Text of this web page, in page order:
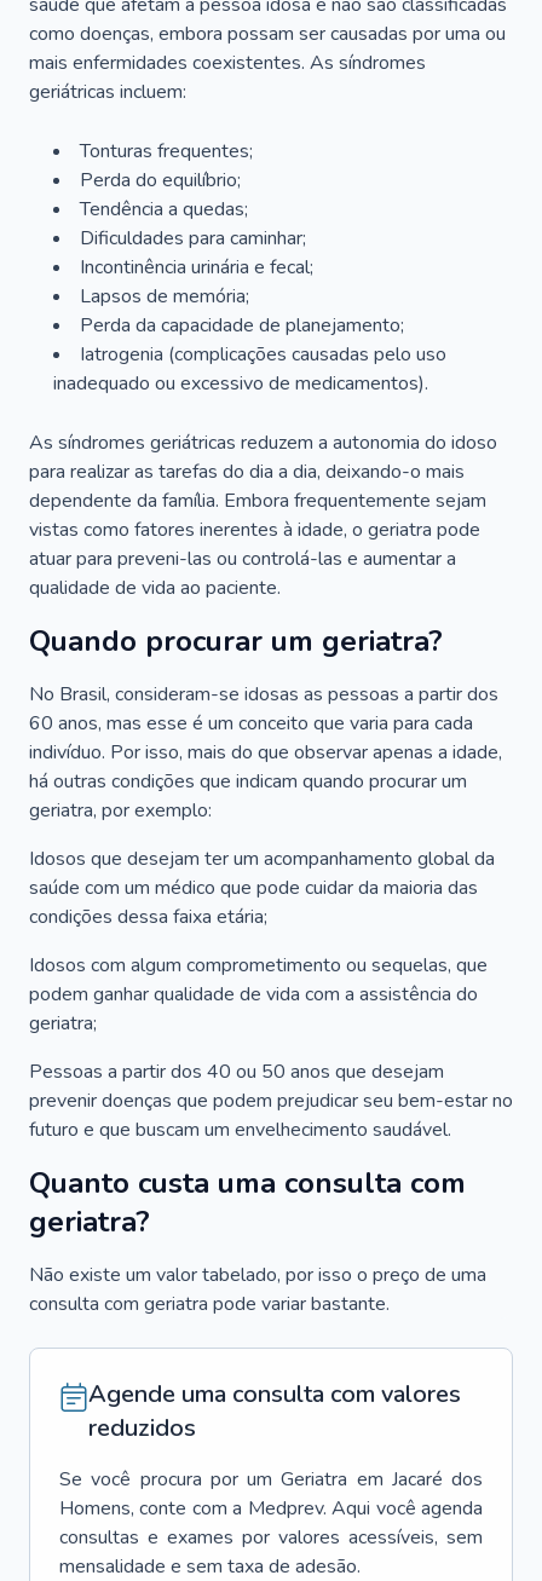
como doenças, embora possam ser causadas por uma ou
mais enfermidades coexistentes. As síndromes
geriátricas incluem:
Tonturas frequentes;
Perda do equilíbrio;
Tendência a quedas;
Dificuldades para caminhar;
Incontinência urinária e fecal;
Lapsos de memória;
Perda da capacidade de planejamento;
Iatrogenia (complicações causadas pelo uso
inadequado ou excessivo de medicamentos).
As síndromes geriátricas reduzem a autonomia do idoso
para realizar as tarefas do dia a dia, deixando-o mais
dependente da família. Embora frequentemente sejam
vistas como fatores inerentes à idade, o geriatra pode
atuar para preveni-las ou controlá-las e aumentar a
qualidade de vida ao paciente.
Quando procurar um geriatra?
No Brasil, consideram-se idosas as pessoas a partir dos
60 anos, mas esse é um conceito que varia para cada
indivíduo. Por isso, mais do que observar apenas a idade,
há outras condições que indicam quando procurar um
geriatra, por exemplo:
Idosos que desejam ter um acompanhamento global da
saúde com um médico que pode cuidar da maioria das
condições dessa faixa etária;
Idosos com algum comprometimento ou sequelas, que
podem ganhar qualidade de vida com a assistência do
geriatra;
Pessoas a partir dos 40 ou 50 anos que desejam
prevenir doenças que podem prejudicar seu bem-estar no
futuro e que buscam um envelhecimento saudável.
Quanto custa uma consulta com
geriatra?
Não existe um valor tabelado, por isso o preço de uma
consulta com geriatra pode variar bastante.
Agende uma consulta com valores
reduzidos
Se você procura por um Geriatra em Jacaré dos
Homens, conte com a Medprev. Aqui você agenda
consultas e exames por valores acessíveis, sem
mensalidade e sem taxa de adesão.